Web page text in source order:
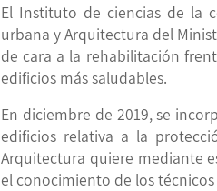
El Instituto de ciencias de la
urbana y Arquitectura del
de cara a la rehabilitación
edificios más saludables.
En diciembre de 2019, se
edificios relativa a la
Arquitectura quiere mediante
el conocimiento de los